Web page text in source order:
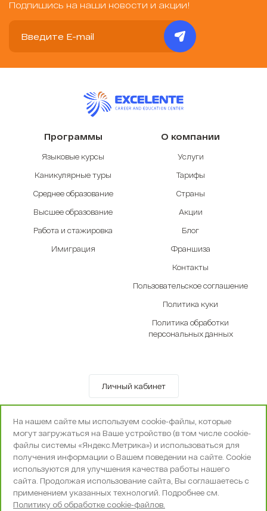
Подпишись на наши новости и акции!
Программы
Языковые курсы
Каникулярные туры
Среднее образование
Высшее образование
Работа и стажировка
Имиграция
О компании
Услуги
Тарифы
Страны
Акции
Блог
Франшиза
Контакты
Пользовательское соглашение
Политика куки
Политика обработки
персональных данных
Личный кабинет
© OOO «Экселенте» 2010-2026 г.
Политика конфиденциальности
Поддержка и сопровождение -Вебпространство
На нашем сайте мы используем cookie-файлы, которые
могут загружаться на Ваше устройство (в том числе cookie-
файлы системы «Яндекс.Метрика») и использоваться для
получения информации о Вашем поведении на сайте. Cookie
используются для улучшения качества работы нашего
сайта. Продолжая использование сайта, Вы соглашаетесь с
применением указанных технологий. Подробнее см.
Политику об обработке cookie-файлов.